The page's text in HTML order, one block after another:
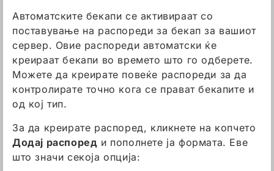
Автоматските бекапи се активираат со
поставување на распореди за бекап за вашиот
сервер. Овие распореди автоматски ќе
креираат бекапи во времето што го одберете.
Можете да креирате повеќе распореди за да
контролирате точно кога се прават бекапите и
од кој тип.
За да креирате распоред, кликнете на копчето
Додај распоред и пополнете ја формата. Еве
што значи секоја опција: